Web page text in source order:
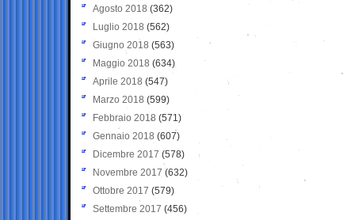
Agosto 2018 (362)
Luglio 2018 (562)
Giugno 2018 (563)
Maggio 2018 (634)
Aprile 2018 (547)
Marzo 2018 (599)
Febbraio 2018 (571)
Gennaio 2018 (607)
Dicembre 2017 (578)
Novembre 2017 (632)
Ottobre 2017 (579)
Settembre 2017 (456)